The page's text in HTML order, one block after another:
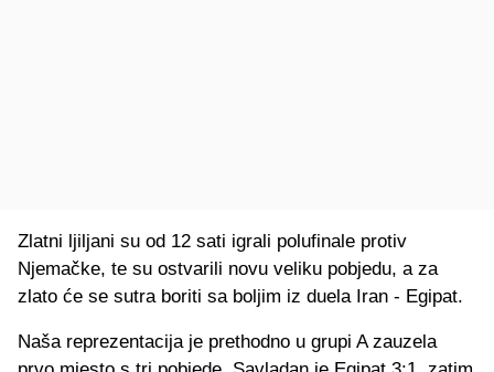
Zlatni ljiljani su od 12 sati igrali polufinale protiv
Njemačke, te su ostvarili novu veliku pobjedu, a za
zlato će se sutra boriti sa boljim iz duela Iran - Egipat.
Naša reprezentacija je prethodno u grupi A zauzela